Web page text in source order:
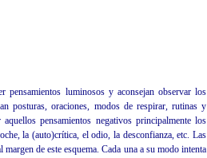
pensamientos luminosos y aconsejan observar los
posturas, oraciones, modos de respirar, rutinas y
pensamientos negativos principalmente los
la (auto)crítica, el odio, la desconfianza, etc. Las
margen de este esquema. Cada una a su modo intenta